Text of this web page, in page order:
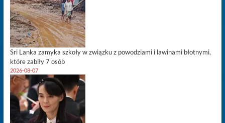
Sri Lanka zamyka szkoły w związku z powodziami i lawinami błotnymi,
które zabiły 7 osób
2026-08-07